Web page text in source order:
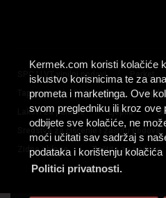
Kermek.com koristi kolačiće
iskustvo korisnicima te za
prometa i marketinga. Ove
svom pregledniku ili kroz ove
odbijete sve kolačiće, ne
moći učitati sav sadržaj s
podataka i korištenju kolačića
Politici privatnosti.
SPC I LVT vinilni podovi
Tapisoni / PVC podovi / Tepih
Lakovi za parkete / Ljepila /
Sredstva za čišćenje i zaštitu podova
Zidne obloge / Zaštita za podove